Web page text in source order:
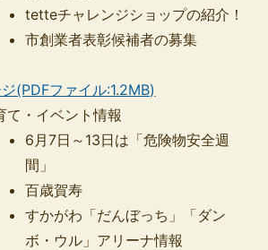
tetteチャレンジショップの紹介！
市創業者表彰候補者の募集
(PDFファイル:1.2MB)
て・イベント情報
6月7日～13日は「危険物安全週
間」
百歳賀寿
すかがわ「だんぼっち」「ダン
ボ・ウル」アリーナ情報